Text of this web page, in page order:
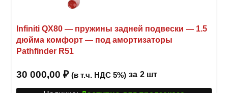
Infiniti QX80 — пружины задней подвески — 1.5
дюйма комфорт — под амортизаторы
Pathfinder R51
30 000,00 ₽ (в т.ч. НДС 5%) за 2 шт